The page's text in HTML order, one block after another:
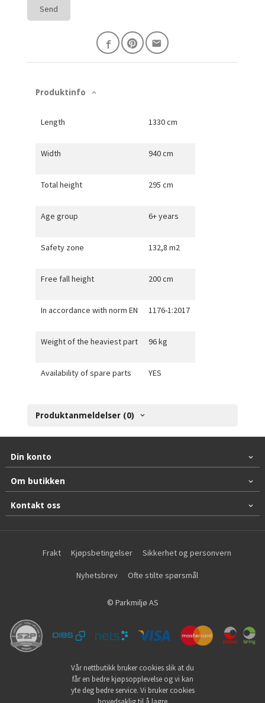
Send
Produktinfo
Length 1330 cm
Width 940 cm
Total height 295 cm
Age group 6+ years
Safety zone 132,8 m2
Free fall height 200 cm
In accordance with norm EN 1176-1:2017
Weight of the heaviest part 96 kg
Availability of spare parts YES
Produktanmeldelser (0)
Din konto
Om butikken
Kontakt oss
Frakt Kjøpsbetingelser Sikkerhet og personvern
Nyhetsbrev Ofte stilte spørsmål
© Parkmiljø AS
Vår nettbutikk bruker cookies slik at du
får en bedre kjøpsopplevelse og vi kan
yte deg bedre service. Vi bruker cookies